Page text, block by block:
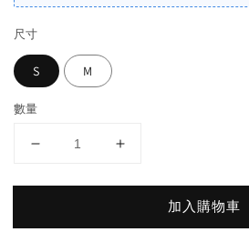
尺寸
S M
數量
加入購物車